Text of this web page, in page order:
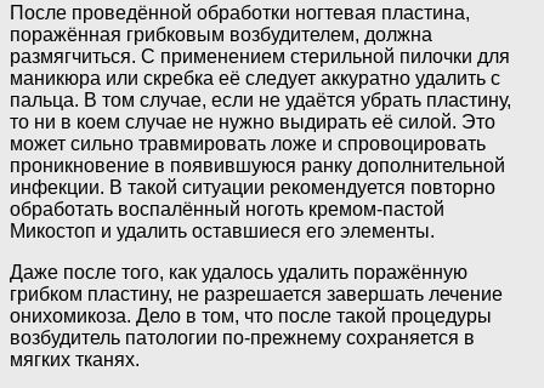
После проведённой обработки ногтевая пластина,
поражённая грибковым возбудителем, должна
размягчиться. С применением стерильной пилочки для
маникюра или скребка её следует аккуратно удалить с
пальца. В том случае, если не удаётся убрать пластину,
то ни в коем случае не нужно выдирать её силой. Это
может сильно травмировать ложе и спровоцировать
проникновение в появившуюся ранку дополнительной
инфекции. В такой ситуации рекомендуется повторно
обработать воспалённый ноготь кремом-пастой
Микостоп и удалить оставшиеся его элементы.
Даже после того, как удалось удалить поражённую
грибком пластину, не разрешается завершать лечение
онихомикоза. Дело в том, что после такой процедуры
возбудитель патологии по-прежнему сохраняется в
мягких тканях.